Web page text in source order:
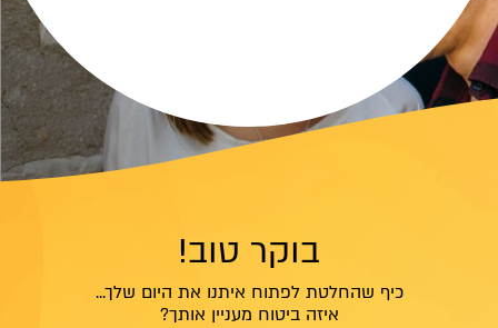
בוקר טוב!
כיף שהחלטת לפתוח איתנו את היום שלך...
איזה ביטוח מעניין אותך?